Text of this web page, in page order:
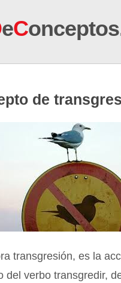
eC
de
transgresión, es la
del verbo transgredir,